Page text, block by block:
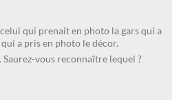
qui prenait en photo la gars qui a
a pris en photo le décor.
Saurez-vous reconnaître lequel ?